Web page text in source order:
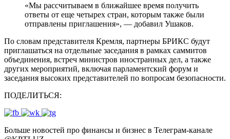
«Мы рассчитываем в ближайшее время получить
ответы от еще четырех стран, которым также были
отправлены приглашения», — добавил Ушаков.
По словам представителя Кремля, партнеры БРИКС будут
приглашаться на отдельные заседания в рамках саммитов
объединения, встреч министров иностранных дел, а также
других мероприятий, включая парламентский форум и
заседания высоких представителей по вопросам безопасности.
ПОДЕЛИТЬСЯ:
Больше новостей про финансы и бизнес в Телеграм-канале